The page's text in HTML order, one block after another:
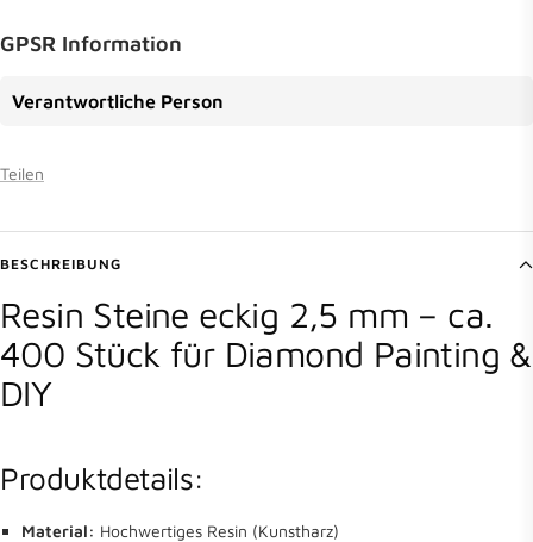
GPSR Information
Verantwortliche Person
Teilen
BESCHREIBUNG
Resin Steine eckig 2,5 mm – ca.
400 Stück für Diamond Painting &
DIY
Produktdetails:
Material: Hochwertiges Resin (Kunstharz)